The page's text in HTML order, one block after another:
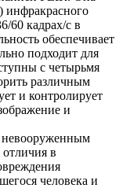
инфракрасного
60 кадрах/с в
обеспечивает
подходит для
с четырьмя
различным
и контролирует
и
в
человека и